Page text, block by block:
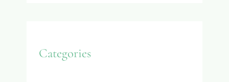
Categories